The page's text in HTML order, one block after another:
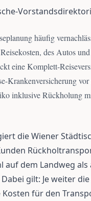
häufig
des Autos
eine Komplett-
Krankenversicherung vor
inklusive Rückholung
die Wiener
auf dem Landweg als
gilt: Je weiter
für den